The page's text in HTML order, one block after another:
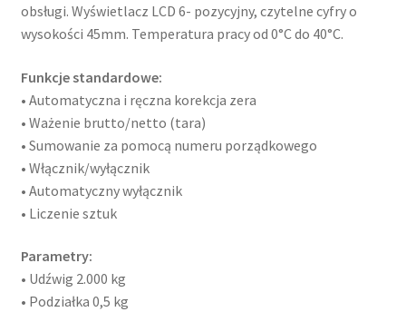
obsługi. Wyświetlacz LCD 6- pozycyjny, czytelne cyfry o
wysokości 45mm. Temperatura pracy od 0°C do 40°C.
Funkcje standardowe:
• Automatyczna i ręczna korekcja zera
• Ważenie brutto/netto (tara)
• Sumowanie za pomocą numeru porządkowego
• Włącznik/wyłącznik
• Automatyczny wyłącznik
• Liczenie sztuk
Parametry:
• Udźwig 2.000 kg
• Podziałka 0,5 kg